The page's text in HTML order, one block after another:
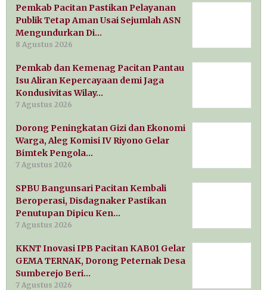
Pemkab Pacitan Pastikan Pelayanan
Publik Tetap Aman Usai Sejumlah ASN
Mengundurkan Di…
8 Agustus 2026
Pemkab dan Kemenag Pacitan Pantau
Isu Aliran Kepercayaan demi Jaga
Kondusivitas Wilay…
7 Agustus 2026
Dorong Peningkatan Gizi dan Ekonomi
Warga, Aleg Komisi IV Riyono Gelar
Bimtek Pengola…
7 Agustus 2026
SPBU Bangunsari Pacitan Kembali
Beroperasi, Disdagnaker Pastikan
Penutupan Dipicu Ken…
7 Agustus 2026
KKNT Inovasi IPB Pacitan KAB01 Gelar
GEMA TERNAK, Dorong Peternak Desa
Sumberejo Beri…
7 Agustus 2026